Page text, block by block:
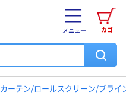
カゴ
メニュー
カーテン/ロールスクリーン/ブライ